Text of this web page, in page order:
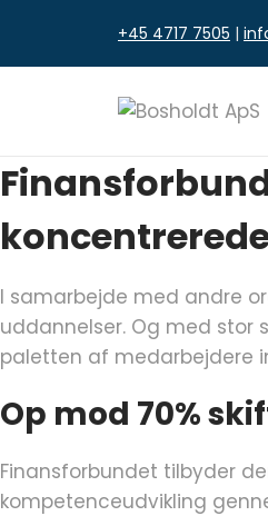
indhold
+45 4717 7505 |
I samarbejde med andre
uddannelser. Og med stor
paletten af medarbejdere
Op mod 70%
Finansforbundet tilbyder
kompetenceudvikling